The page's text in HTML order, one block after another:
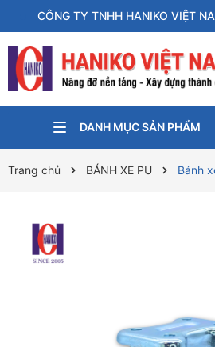
CÔNG TY TNHH HANIKO VIỆT
DANH MỤC SẢN PHẨM
Trang chủ BÁNH XE PU Bánh